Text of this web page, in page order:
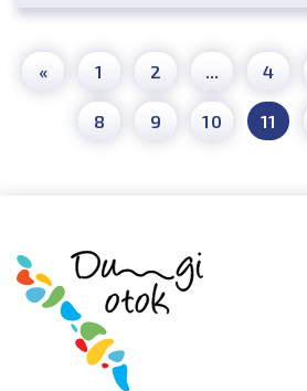
« 1 2 ... 4
8 9 10 11